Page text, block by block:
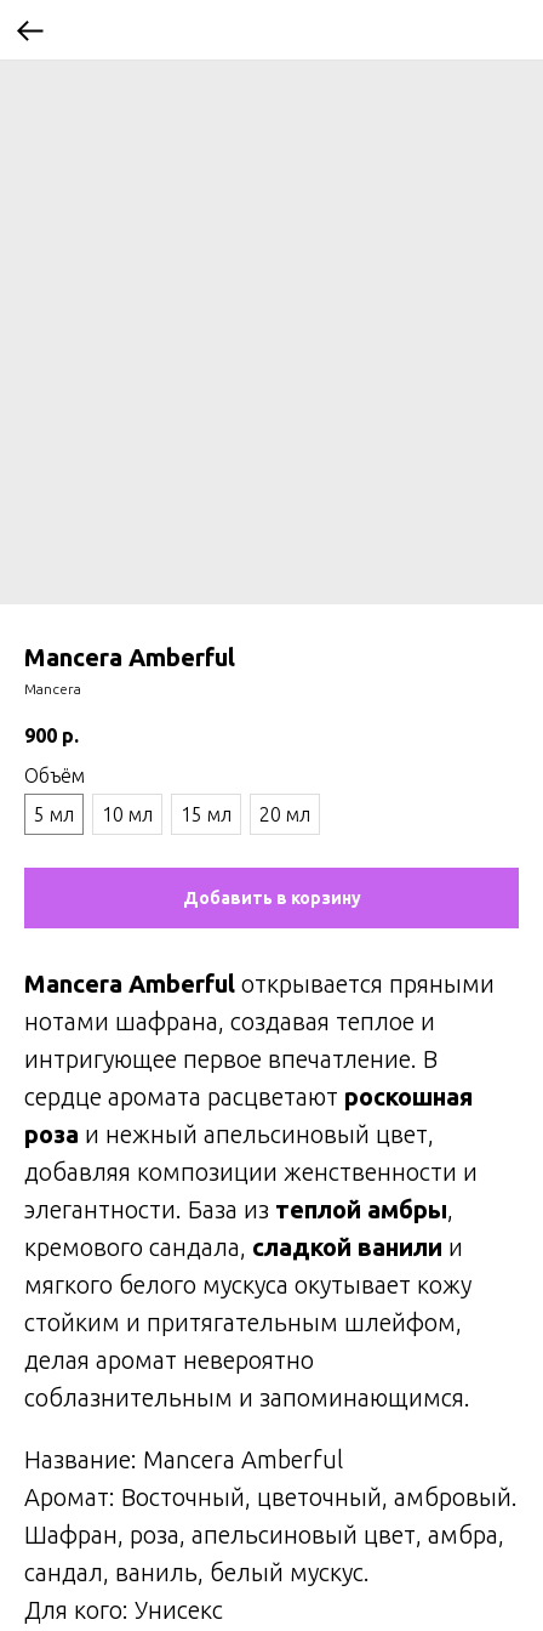
Mancera Amberful
Mancera
900 р.
Объём
5 мл
10 мл 15 мл 20 мл
Добавить в корзину
Mancera Amberful открывается пряными
нотами шафрана, создавая теплое и
интригующее первое впечатление. В
сердце аромата расцветают роскошная
роза и нежный апельсиновый цвет,
добавляя композиции женственности и
элегантности. База из теплой амбры,
кремового сандала, сладкой ванили и
мягкого белого мускуса окутывает кожу
стойким и притягательным шлейфом,
делая аромат невероятно
соблазнительным и запоминающимся.
Название: Mancera Amberful
Аромат: Восточный, цветочный, амбровый.
Шафран, роза, апельсиновый цвет, амбра,
сандал, ваниль, белый мускус.
Для кого: Унисекс